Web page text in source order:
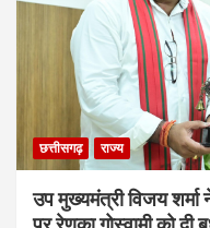
छत्तीसगढ़ राज्य
उप मुख्यमंत्री विजय